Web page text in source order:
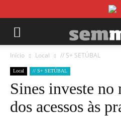
Início Local // S+ SETÚBAL
Local // S+ SETÚBAL
Sines investe no
dos acessos às